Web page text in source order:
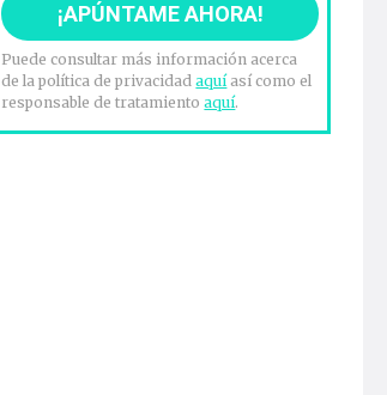
Puede consultar más información acerca
de la política de privacidadaquíasí como el
responsable de tratamientoaquí.